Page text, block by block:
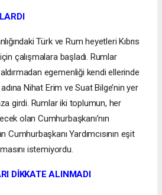
Türk ve Rum heyetleri Kıbrıs
çalışmalara başladı. Rumlar
egemenliği kendi ellerinde
Nihat Erim ve Suat Bilge’nin yer
girdi. Rumlar iki toplumun, her
olan Cumhurbaşkanı’nın
Yardımcısının eşit
istemiyordu.
DİKKATE ALINMADI